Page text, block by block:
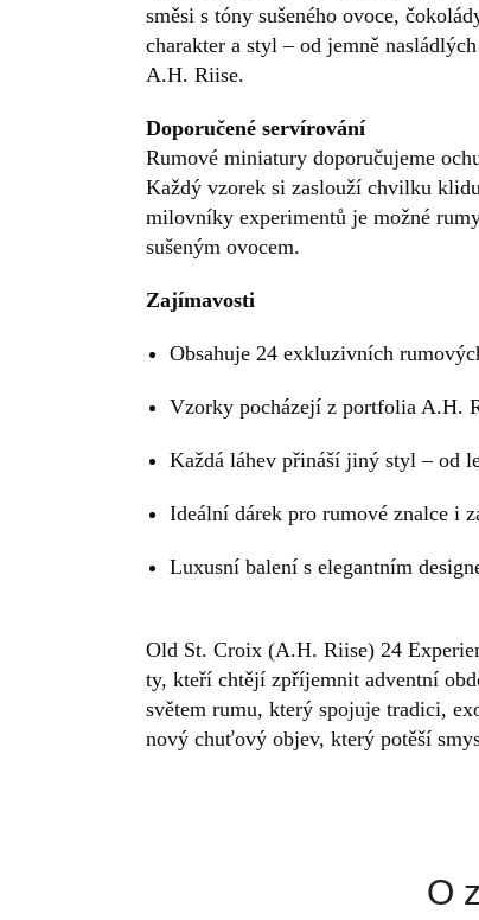
směsi s tóny sušeného ovoce,
charakter a styl – od jemně
A.H. Riise.
Doporučené servírování
Rumové miniatury doporučujeme
Každý vzorek si zaslouží chvilku
milovníky experimentů je možné
sušeným ovocem.
Zajímavosti
Obsahuje 24 exkluzivních
Vzorky pocházejí z portfolia A.H.
Každá láhev přináší jiný styl – od
Ideální dárek pro rumové znalce i
Luxusní balení s elegantním
Old St. Croix (A.H. Riise) 24
ty, kteří chtějí zpříjemnit adventní
světem rumu, který spojuje tradici,
nový chuťový objev, který potěší
O